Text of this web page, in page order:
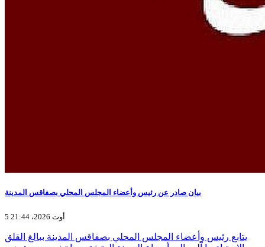
بيان صادر عن رئيس وأعضاء المجلس المحلي بصفاقس المدينة
5 أوت 2026، 21:44
يتابع رئيس وأعضاء المجلس المحلي بصفاقس المدينة ببالغ القلق